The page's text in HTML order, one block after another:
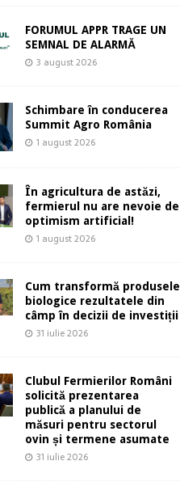
FORUMUL APPR TRAGE UN
SEMNAL DE ALARMĂ
3 august 2026
Schimbare în conducerea
Summit Agro România
1 august 2026
În agricultura de astăzi,
fermierul nu are nevoie de
optimism artificial!
1 august 2026
Cum transformă produsele
biologice rezultatele din
câmp în decizii de investiții
31 iulie 2026
Clubul Fermierilor Români
solicită prezentarea
publică a planului de
măsuri pentru sectorul
ovin și termene asumate
31 iulie 2026